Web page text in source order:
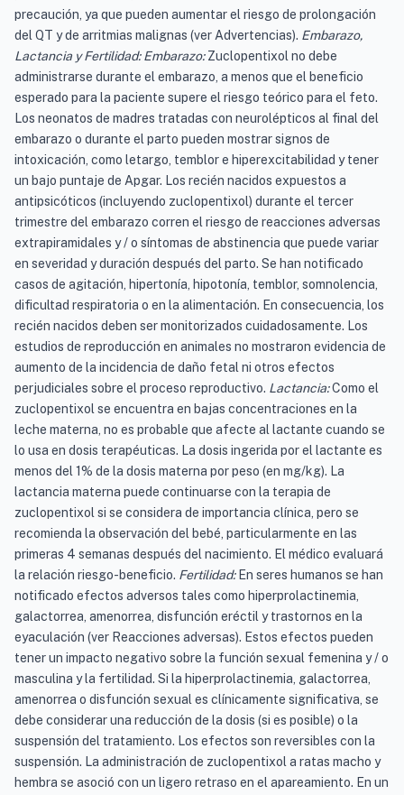
precaución, ya que pueden aumentar el riesgo de prolongación
del QT y de arritmias malignas (ver Advertencias). Embarazo,
Lactancia y Fertilidad: Embarazo:Zuclopentixol no debe
administrarse durante el embarazo, a menos que el beneficio
esperado para la paciente supere el riesgo teórico para el feto.
Los neonatos de madres tratadas con neurolépticos al final del
embarazo o durante el parto pueden mostrar signos de
intoxicación, como letargo, temblor e hiperexcitabilidad y tener
un bajo puntaje de Apgar. Los recién nacidos expuestos a
antipsicóticos (incluyendo zuclopentixol) durante el tercer
trimestre del embarazo corren el riesgo de reacciones adversas
extrapiramidales y / o síntomas de abstinencia que puede variar
en severidad y duración después del parto. Se han notificado
casos de agitación, hipertonía, hipotonía, temblor, somnolencia,
dificultad respiratoria o en la alimentación. En consecuencia, los
recién nacidos deben ser monitorizados cuidadosamente. Los
estudios de reproducción en animales no mostraron evidencia de
aumento de la incidencia de daño fetal ni otros efectos
perjudiciales sobre el proceso reproductivo. Lactancia:Como el
zuclopentixol se encuentra en bajas concentraciones en la
leche materna, no es probable que afecte al lactante cuando se
lo usa en dosis terapéuticas. La dosis ingerida por el lactante es
menos del 1% de la dosis materna por peso (en mg/kg). La
lactancia materna puede continuarse con la terapia de
zuclopentixol si se considera de importancia clínica, pero se
recomienda la observación del bebé, particularmente en las
primeras 4 semanas después del nacimiento. El médico evaluará
la relación riesgo-beneficio. Fertilidad: En seres humanos se han
notificado efectos adversos tales como hiperprolactinemia,
galactorrea, amenorrea, disfunción eréctil y trastornos en la
eyaculación (ver Reacciones adversas). Estos efectos pueden
tener un impacto negativo sobre la función sexual femenina y / o
masculina y la fertilidad. Si la hiperprolactinemia, galactorrea,
amenorrea o disfunción sexual es clínicamente significativa, se
debe considerar una reducción de la dosis (si es posible) o la
suspensión del tratamiento. Los efectos son reversibles con la
suspensión. La administración de zuclopentixol a ratas macho y
hembra se asoció con un ligero retraso en el apareamiento. En un